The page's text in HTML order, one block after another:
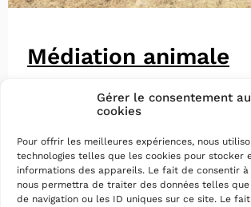
Gérer le consentement
cookies
Pour offrir les meilleures expériences, nous
technologies telles que les cookies pour stocker
informations des appareils. Le fait de consentir à
nous permettra de traiter des données telles
de navigation ou les ID uniques sur ce site. Le
Médiation animale